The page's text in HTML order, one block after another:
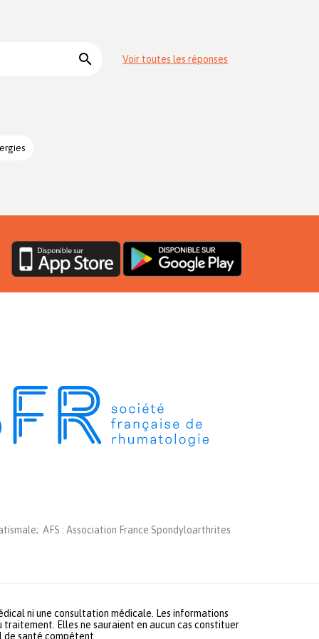
search Voir toutes les réponses
AFS : Association France Spondyloarthrites
ni une consultation médicale. Les informations
Elles ne sauraient en aucun cas constituer
de santé compétent